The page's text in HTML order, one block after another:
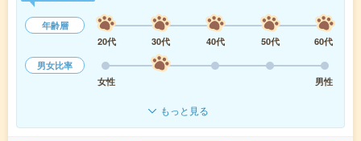
年齢層
20代
30代 40代 50代
60代
男女比率
女性
男性
もっと見る